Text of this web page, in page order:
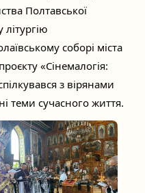
Полтавської
соборі міста
«Сінемалогія:
з вірянами
теми сучасного життя.